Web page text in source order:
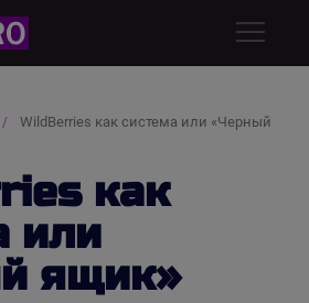
WildBerries как система или «Черный
как
или
ящик»